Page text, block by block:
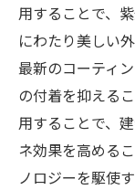
用することで、
にわたり美しい
最新のコーティ
の付着を抑える
用することで、
ネ効果を高める
ノロジーを駆使